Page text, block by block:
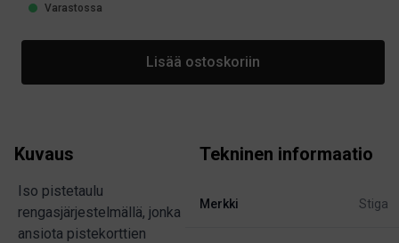
Varastossa
Lisää ostoskoriin
Kuvaus
Iso pistetaulu
rengasjärjestelmällä, jonka
ansiota pistekorttien
Tekninen informaatio
Merkki Stiga